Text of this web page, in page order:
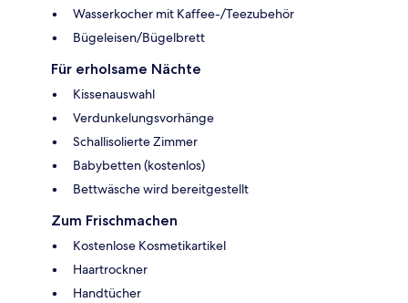
Wasserkocher mit Kaffee-/Teezubehör
Bügeleisen/Bügelbrett
Für erholsame Nächte
Kissenauswahl
Verdunkelungsvorhänge
Schallisolierte Zimmer
Babybetten (kostenlos)
Bettwäsche wird bereitgestellt
Zum Frischmachen
Kostenlose Kosmetikartikel
Haartrockner
Handtücher